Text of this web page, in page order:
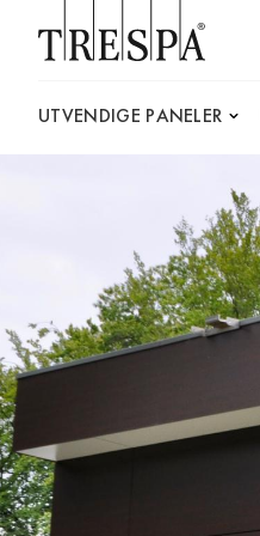
UTVENDIGE PANELER